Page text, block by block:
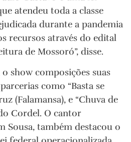
atendeu toda a classe
durante a pandemia
recursos através do edital
de Mossoró”, disse.
show composições suas
como “Basta se
(Falamansa), e “Chuva de
Cordel. O cantor
Sousa, também destacou o